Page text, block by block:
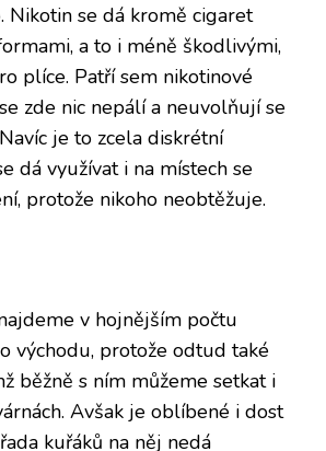
Nikotin se dá kromě cigaret
a to i méně škodlivými,
plíce. Patří sem nikotinové
zde nic nepálí a neuvolňují se
je to zcela diskrétní
dá využívat i na místech se
protože nikoho neobtěžuje.
v hojnějším počtu
východu, protože odtud také
běžně s ním můžeme setkat i
Avšak je oblíbené i dost
kuřáků na něj nedá